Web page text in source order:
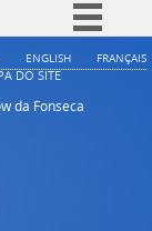
ENGLISH FRANÇAIS
DO SITE
da Fonseca